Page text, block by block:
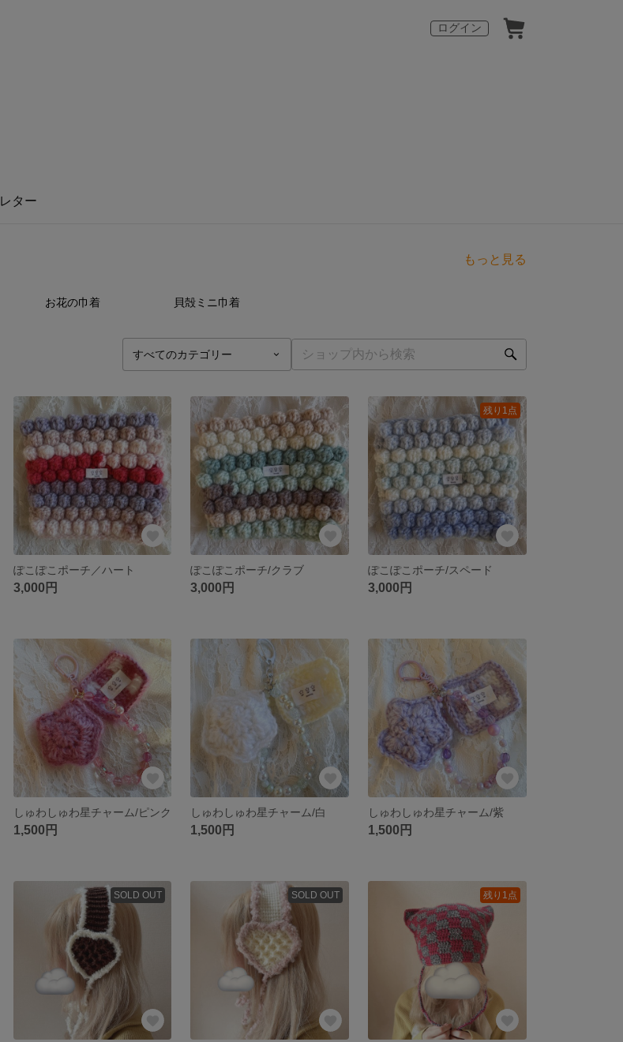
ログイン
レター
もっと見る
お花の巾着 貝殻ミニ巾着
ぽこぽこポーチ／ハート
3,000円
ぽこぽこポーチ/クラブ
3,000円
残り1点
ぽこぽこポーチ/スペード
3,000円
しゅわしゅわ星チャーム/ピンク
1,500円
しゅわしゅわ星チャーム/白
1,500円
しゅわしゅわ星チャーム/紫
1,500円
SOLD OUT SOLD OUT 残り1点